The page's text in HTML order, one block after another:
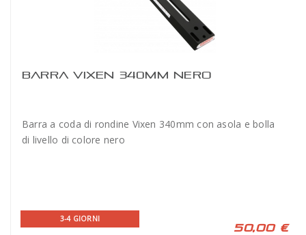
BARRA VIXEN 340MM NERO
Barra a coda di rondine Vixen 340mm con asola e bolla
di livello di colore nero
3-4 GIORNI
50,00 €